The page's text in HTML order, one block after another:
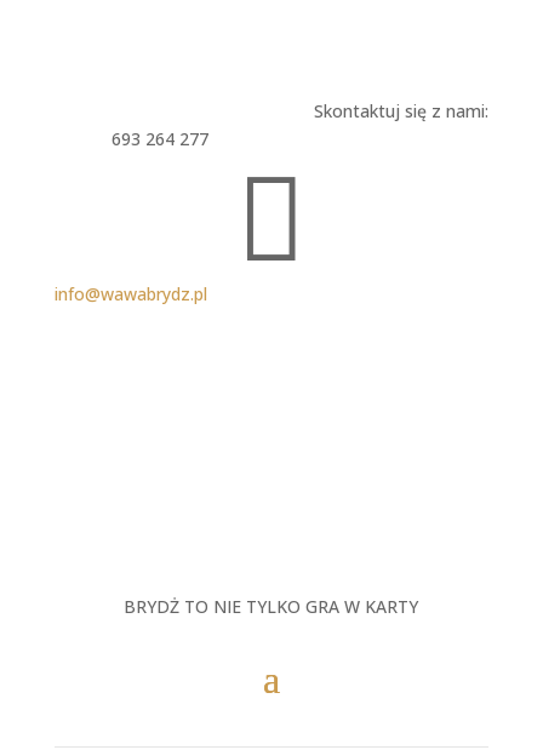
Skontaktuj się z nami:
693 264 277

info@wawabrydz.pl
BRYDŻ TO NIE TYLKO GRA W KARTY